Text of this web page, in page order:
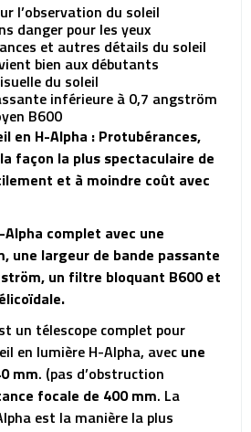
l’observation du soleil
danger pour les yeux
et autres détails du soleil
bien aux débutants
du soleil
inférieure à 0,7 angström
B600
en H-Alpha : Protubérances,
façon la plus spectaculaire de
et à moindre coût avec
complet avec une
une largeur de bande passante
un filtre bloquant B600 et
un télescope complet pour
en lumière H-Alpha, avec une
mm. (pas d’obstruction
focale de 400 mm. La
est la manière la plus